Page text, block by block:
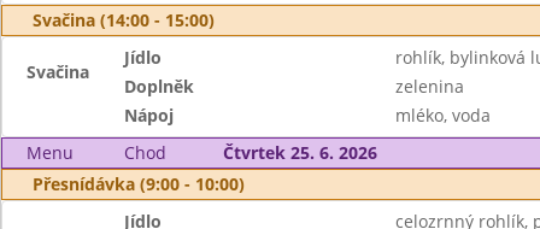
Svačina (14:00 - 15:00)
Svačina
Jídlo
rohlík, bylinková
Doplněk
zelenina
Nápoj
mléko, voda
Menu
Chod
Čtvrtek 25. 6. 2026
Přesnídávka (9:00 - 10:00)
Jídlo celozrnný rohlík,